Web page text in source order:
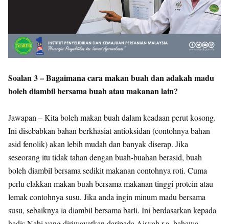
Soalan 3 – Bagaimana cara makan buah dan adakah madu
boleh diambil bersama buah atau makanan lain?
Jawapan – Kita boleh makan buah dalam keadaan perut kosong.
Ini disebabkan bahan berkhasiat antioksidan (contohnya bahan
asid fenolik) akan lebih mudah dan banyak diserap. Jika
seseorang itu tidak tahan dengan buah-buahan berasid, buah
boleh diambil bersama sedikit makanan contohnya roti. Cuma
perlu elakkan makan buah bersama makanan tinggi protein atau
lemak contohnya susu. Jika anda ingin minum madu bersama
susu, sebaiknya ia diambil bersama barli. Ini berdasarkan kepada